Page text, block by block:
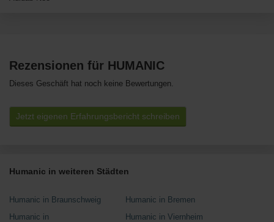
Rezensionen für HUMANIC
Dieses Geschäft hat noch keine Bewertungen.
Jetzt eigenen Erfahrungsbericht schreiben
Humanic in weiteren Städten
Humanic in Braunschweig
Humanic in Bremen
Humanic in
Humanic in Viernheim